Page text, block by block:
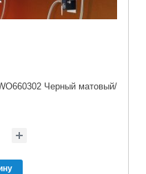
Черный матовый/